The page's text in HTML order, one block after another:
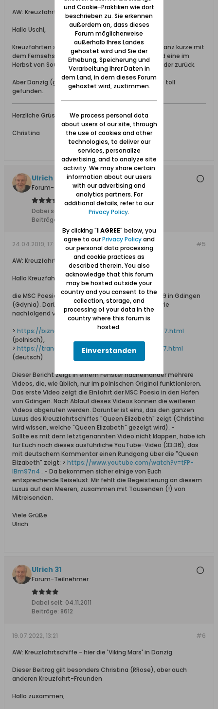
AW: Kreuzfahrtschiffe
Hallo Uschi,
Kreuzfahrten stehen ja dieses Jahr noch an. Eine ganz kurze mit
dem Fernsehschiff MS Artania zur Kieler Woche und eine im
Herbst von Southampton zu den Canaren und wieder zurück.
Aber Danzig (generell die Ostsee) hätte ich richtig toll
gefunden..
Herzliche Grüsse
Christina
Ulrich 31
Forum-Teilnehmer
Dabei seit:
04.11.2011
Beiträge:
#5
24.04.2019, 17:08
AW: Kreuzfahrtschiffe
Hallo Kreuzfahrtschiffe-Freunde,
die MSC Poesia eröffnete die Kreuzfahrtsaison 2019 in Gdingen
(Gdynia). Darüber berichtet heute trojmiasto.pl, wie
nachfolgend verlinkt gezeigt:
> https://biznes.trojmiasto.pl/MSC-Poe...e-n133877.html
(polnisch),
> https://translate.google.com/transla...e-n133877.html
(deutsch).
Dieser Bericht zeigt in einem Fenster nacheinander mehrere
Videos, die, wie üblich, nur im polnischen Original funktionieren.
Das erste Video zeigt die Einfahrt der MSC Poesia in den Hafen
von Gdingen. Nach Ablauf dieses Videos können die weiteren
Videos abgerufen werden. Darunter ist eins, das den ganzen
Luxus des Kreuzfahrtschiffes "Queen Elizabeth" zeigt (Christina
wird wissen, welche "Queen Elizabeth" gezeigt wird). -
Sollte es mit dem letztgenannten Video nicht klappen, habe ich
für Euch noch dieses ausführliche YouTube-Video (33:36), das
mit deutschem Kommentar einen Rundgang über die "Queen
Elizabeth" zeigt: > https://www.youtube.com/watch?v=tFP-
lBm97n4 . - Da bekommen sicher einige von Euch
entsprechende Reiselust. Mir fehlt die Begeisterung an diesem
Luxus auf den Meeren, zusammen mit Tausenden (!) von
Mitreisenden.
Viele Grüße
Ulrich
Ulrich 31
Forum-Teilnehmer
Dabei seit: 04.11.2011
Beiträge: 8612
#6
19.07.2022, 13:21
AW: Kreuzfahrtschiffe - hier die 'Viking Mars' in Danzig
Dieser Beitrag gilt besonders Christina (RRose), aber auch
anderen Kreuzfahrt-Freunden
Hallo zusammen,
und Cookie-Praktiken wie dort
beschrieben zu. Sie erkennen
außerdem an, dass dieses
Forum möglicherweise
außerhalb Ihres Landes
gehostet wird und Sie der
Erhebung, Speicherung und
Verarbeitung Ihrer Daten in
dem Land, in dem dieses Forum
gehostet wird, zustimmen.
We process personal data
about users of our site, through
the use of cookies and other
technologies, to deliver our
services, personalize
advertising, and to analyze site
activity. We may share certain
information about our users
with our advertising and
analytics partners. For
additional details, refer to our
Privacy Policy.
By clicking "I AGREE" below, you
agree to ourPrivacy Policyand
our personal data processing
and cookie practices as
described therein. You also
acknowledge that this forum
may be hosted outside your
country and you consent to the
collection, storage, and
processing of your data in the
country where this forum is
hosted.
Einverstanden